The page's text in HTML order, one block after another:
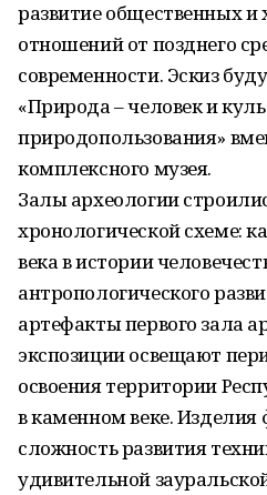
развитие общественных и
отношений от позднего
современности. Эскиз
«Природа – человек и
природопользования»
комплексного музея.
Залы археологии
хронологической схеме:
века в истории
антропологического
артефакты первого зала
экспозиции освещают
освоения территории
в каменном веке.
сложность развития
удивительной